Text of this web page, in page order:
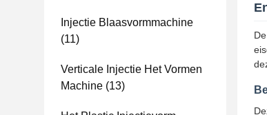
Injectie Blaasvormmachine
(11)
Verticale Injectie Het Vormen
Machine (13)